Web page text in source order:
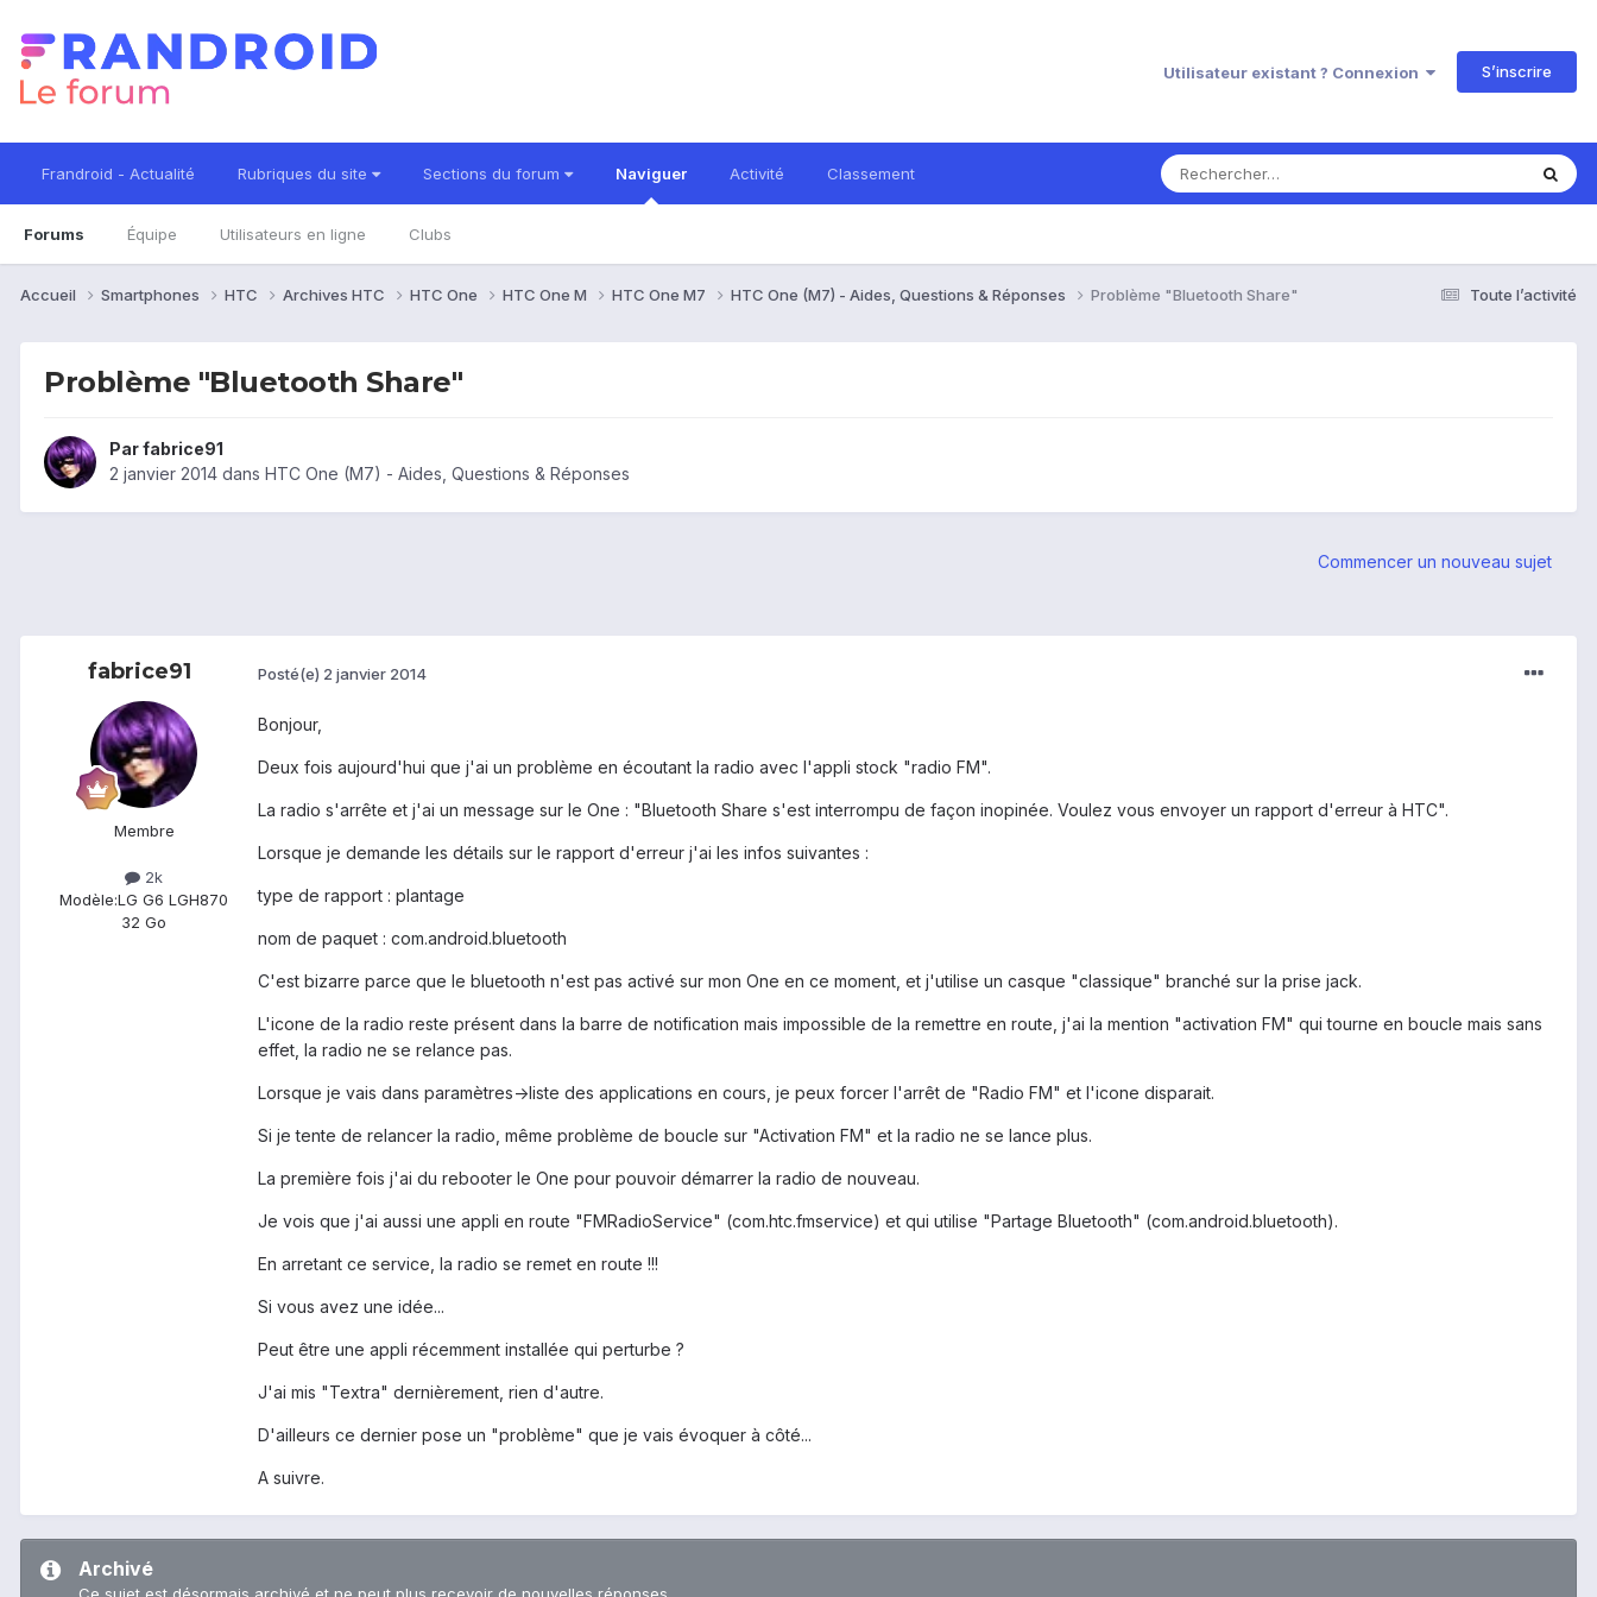
Utilisateur existant ? Connexion S’inscrire
Frandroid - Actualité Rubriques du site Sections du forum Naviguer
Forums Équipe Utilisateurs en ligne Clubs
Activité Classement
Toute l’activité
Accueil Smartphones HTC Archives HTC HTC One HTC One M HTC One M7 HTC One (M7) - Aides, Questions & Réponses Problème "Bluetooth Share"
Problème "Bluetooth Share"
Parfabrice91
2 janvier 2014 dans HTC One (M7) - Aides, Questions & Réponses
Commencer un nouveau sujet
fabrice91
Membre
2k
Modèle:LG G6 LGH870
32 Go
Posté(e) 2 janvier 2014
Bonjour,
Deux fois aujourd'hui que j'ai un problème en écoutant la radio avec l'appli stock "radio FM".
La radio s'arrête et j'ai un message sur le One : "Bluetooth Share s'est interrompu de façon inopinée. Voulez vous envoyer un rapport d'erreur à HTC".
Lorsque je demande les détails sur le rapport d'erreur j'ai les infos suivantes :
type de rapport : plantage
nom de paquet : com.android.bluetooth
C'est bizarre parce que le bluetooth n'est pas activé sur mon One en ce moment, et j'utilise un casque "classique" branché sur la prise jack.
L'icone de la radio reste présent dans la barre de notification mais impossible de la remettre en route, j'ai la mention "activation FM" qui tourne en boucle mais sans
effet, la radio ne se relance pas.
Lorsque je vais dans paramètres->liste des applications en cours, je peux forcer l'arrêt de "Radio FM" et l'icone disparait.
Si je tente de relancer la radio, même problème de boucle sur "Activation FM" et la radio ne se lance plus.
La première fois j'ai du rebooter le One pour pouvoir démarrer la radio de nouveau.
Je vois que j'ai aussi une appli en route "FMRadioService" (com.htc.fmservice) et qui utilise "Partage Bluetooth" (com.android.bluetooth).
En arretant ce service, la radio se remet en route !!!
Si vous avez une idée...
Peut être une appli récemment installée qui perturbe ?
J'ai mis "Textra" dernièrement, rien d'autre.
D'ailleurs ce dernier pose un "problème" que je vais évoquer à côté...
A suivre.
Archivé